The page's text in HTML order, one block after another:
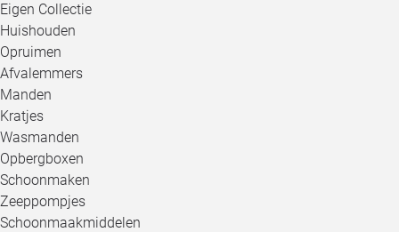
Eigen Collectie
Huishouden
Opruimen
Afvalemmers
Manden
Kratjes
Wasmanden
Opbergboxen
Schoonmaken
Zeeppompjes
Schoonmaakmiddelen